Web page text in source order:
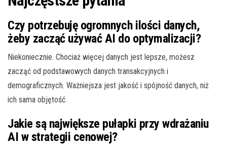
Czy potrzebuję ogromnych ilości danych,
żeby zacząć używać AI do optymalizacji?
Niekoniecznie. Chociaż więcej danych jest lepsze, możesz
zacząć od podstawowych danych transakcyjnych i
demograficznych. Ważniejsza jest jakość i spójność danych, niż
ich sama objętość.
Jakie są największe pułapki przy wdrażaniu
AI w strategii cenowej?